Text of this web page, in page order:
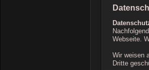
Webseite.
Wir weisen
Dritte